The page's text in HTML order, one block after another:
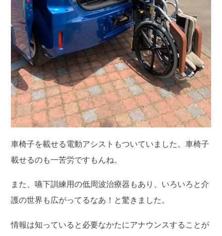
車椅子を載せる電動アシストもついていました。車椅子
載せるのも一苦労ですもんね。
また、嚥下訓練用の低周波治療器もあり、いろいろと介
護の世界も広がってるなあ！と驚きました。
情報は知っていると必要なかたにアナウンスすることが